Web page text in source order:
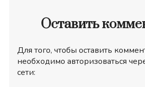
Оставить
Для того, чтобы оставить
необходимо авторизоваться
сети: